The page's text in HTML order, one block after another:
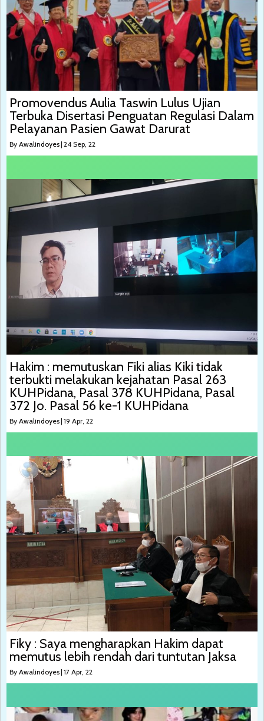
Promovendus Aulia Taswin Lulus Ujian
Terbuka Disertasi Penguatan Regulasi Dalam
Pelayanan Pasien Gawat Darurat
By Awalindoyes| 24 Sep, 22
Hakim : memutuskan Fiki alias Kiki tidak
terbukti melakukan kejahatan Pasal 263
KUHPidana, Pasal 378 KUHPidana, Pasal
372 Jo. Pasal 56 ke-1 KUHPidana
By Awalindoyes| 19 Apr, 22
Fiky : Saya mengharapkan Hakim dapat
memutus lebih rendah dari tuntutan Jaksa
By Awalindoyes| 17 Apr, 22